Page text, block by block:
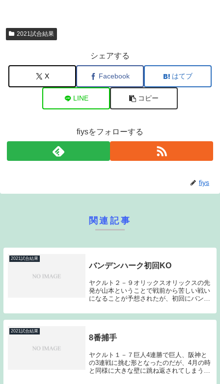
2021試合結果
シェアする
X Facebook はてブ
LINE コピー
fiysをフォローする
fiys
関連記事
2021試合結果
バンデンハーク初回KO
ヤクルト２－９オリックスオリックスの先
発が山本ということで戦前から苦しい戦い
になることが予想されたが、初回にバンデ
り、試合にならなかった。ヤクルト先発の
バンデンハークは、0回２／３を投げ、被
2021試合結果
8番捕手
ヤクルト１－７巨人4連勝で巨人、阪神と
の3連戦に挑む形となったのだが、4月の時
と同様に大きな壁に跳ね返されてしまう結